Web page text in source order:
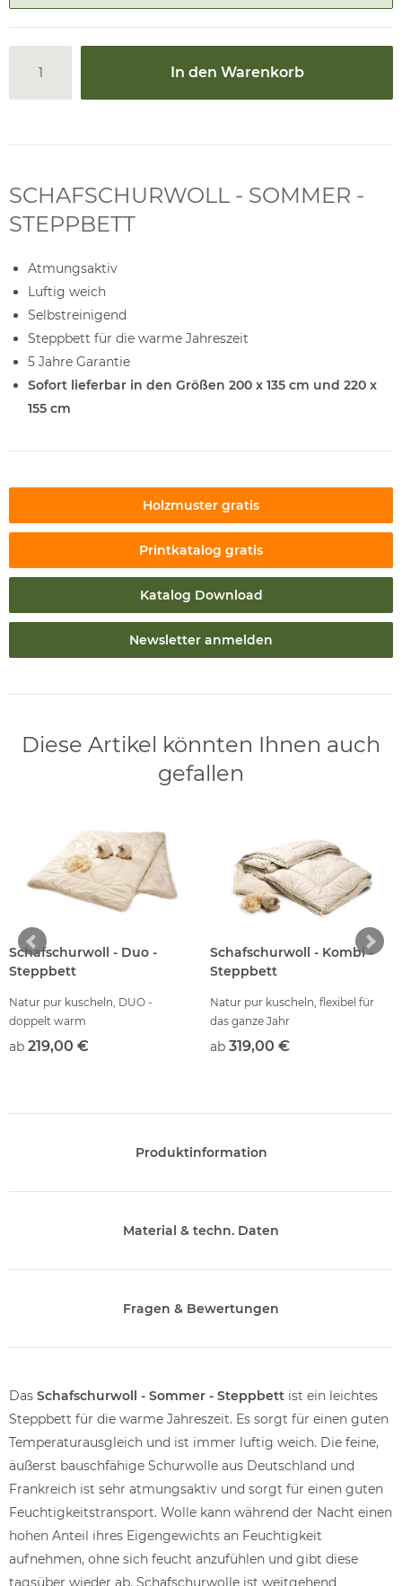
In den Warenkorb
SCHAFSCHURWOLL - SOMMER -
STEPPBETT
Atmungsaktiv
Luftig weich
Selbstreinigend
Steppbett für die warme Jahreszeit
5 Jahre Garantie
Sofort lieferbar in den Größen 200 x 135 cm und 220 x
155 cm
Holzmuster gratis
Printkatalog gratis
Katalog Download
Newsletter anmelden
Diese Artikel könnten Ihnen auch
gefallen
Schafschurwoll - Duo -
Steppbett
Natur pur kuscheln, DUO -
doppelt warm
ab 219,00 €
Schafschurwoll - Kombi -
Steppbett
Natur pur kuscheln, flexibel für
das ganze Jahr
ab 319,00 €
Produktinformation
Material & techn. Daten
Fragen & Bewertungen
Das Schafschurwoll - Sommer - Steppbett ist ein leichtes
Steppbett für die warme Jahreszeit. Es sorgt für einen guten
Temperaturausgleich und ist immer luftig weich. Die feine,
äußerst bauschfähige Schurwolle aus Deutschland und
Frankreich ist sehr atmungsaktiv und sorgt für einen guten
Feuchtigkeitstransport. Wolle kann während der Nacht einen
hohen Anteil ihres Eigengewichts an Feuchtigkeit
aufnehmen, ohne sich feucht anzufühlen und gibt diese
tagsüber wieder ab. Schafschurwolle ist weitgehend